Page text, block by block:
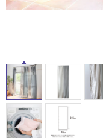
ル
屋
内